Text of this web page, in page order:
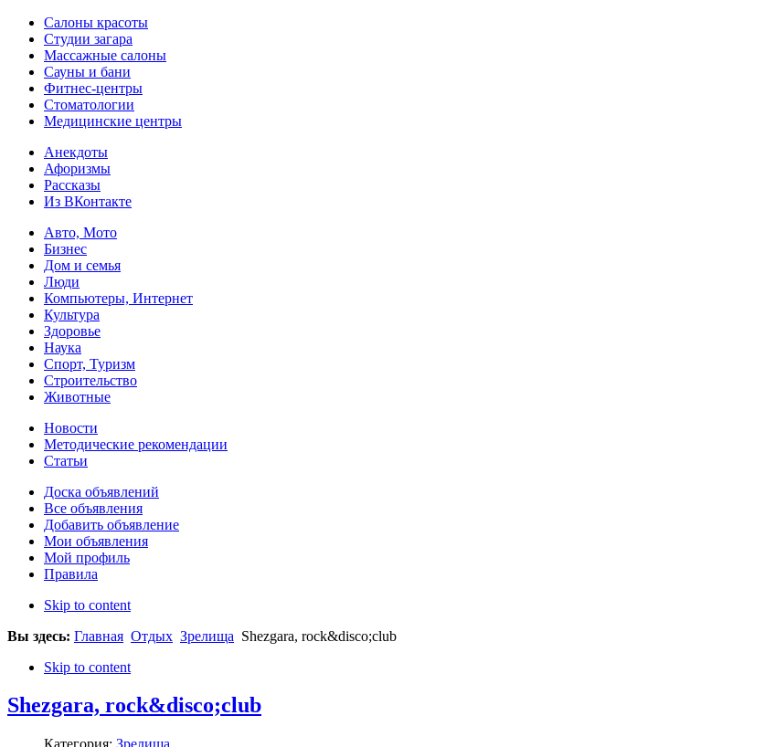
Салоны красоты
Студии загара
Массажные салоны
Сауны и бани
Фитнес-центры
Стоматологии
Медицинские центры
Анекдоты
Афоризмы
Рассказы
Из ВКонтакте
Авто, Мото
Бизнес
Дом и семья
Люди
Компьютеры, Интернет
Культура
Здоровье
Наука
Спорт, Туризм
Строительство
Животные
Новости
Методические рекомендации
Статьи
Доска объявлений
Все объявления
Добавить объявление
Мои объявления
Мой профиль
Правила
Skip to content
Вы здесь: Главная Отдых Зрелища Shezgara, rock&disco;club
Skip to content
Shezgara, rock&disco;club